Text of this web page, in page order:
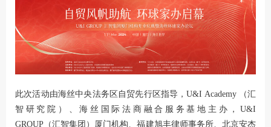
此次活动由海丝中央法务区自贸先行区指导，U&I Academy （汇
智研究院）、海丝国际法商融合服务基地主办，U&I
GROUP（汇智集团）厦门机构、福建旭丰律师事务所、北京安杰